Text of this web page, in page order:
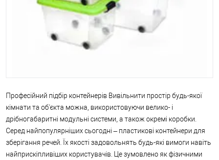
Професійний підбір контейнерів Вивільнити простір будь-якої
кімнати та об'єкта можна, використовуючи велико- і
дрібногабаритні модульні системи, а також окремі коробки.
Серед найпопулярніших сьогодні – пластикові контейнери для
зберігання речей. Їх якості задовольнять будь-які вимоги навіть
найприскіпливіших користувачів. Це зумовлено як фізичними